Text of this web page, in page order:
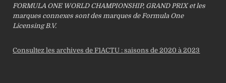
FORMULA ONE WORLD CHAMPIONSHIP, GRAND PRIX et les
marques connexes sont des marques de Formula One
Licensing B.V.
Consultez les archives de F1ACTU : saisons de 2020 à 2023